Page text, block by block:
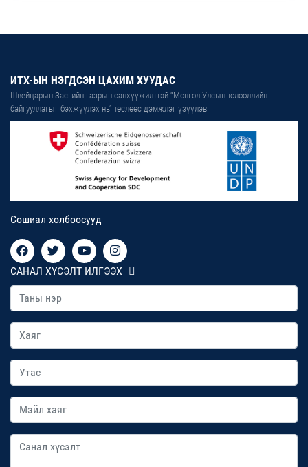
ИТХ-ЫН НЭГДСЭН ЦАХИМ ХУУДАС
Швейцарын Засгийн газрын санхүүжилттэй “Монгол Улсын төлөөллийн
байгууллагыг бэхжүүлэх нь” төслөөс дэмжлэг үзүүлэв.
Сошиал холбоосууд
САНАЛ ХҮСЭЛТ ИЛГЭЭХ